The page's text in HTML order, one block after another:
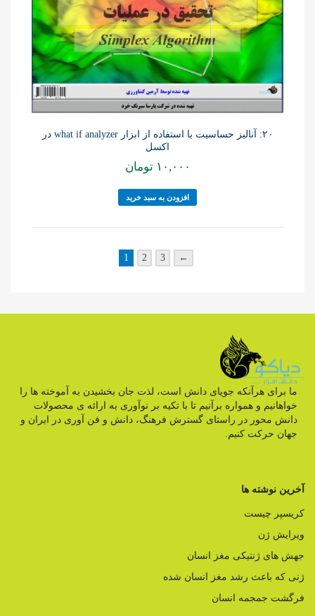
۲۰: آنالیز حساسیت با استفاده از ابزار what if analyzer در
اکسل
۱۰,۰۰۰ تومان
افزودن به سبد خرید
1 2 3 ←
ما برای هرآنکه جویای دانش است، لذت جان بخشیدن به آموخته ها را
خواهانیم و همواره برآنیم تا با تکیه بر نوآوری به ارائه ی محصولات
دانش محور در راستای گسترش فرهنگ، دانش و فن آوری در ایران و
جهان حرکت کنیم.
آخرین نوشته ها
کریسپر چیست
ویرایش ژن
جهش های ژنتیکی مغز انسان
ژنی که باعث رشد مغز انسان شده
فرگشت جمجمه انسان